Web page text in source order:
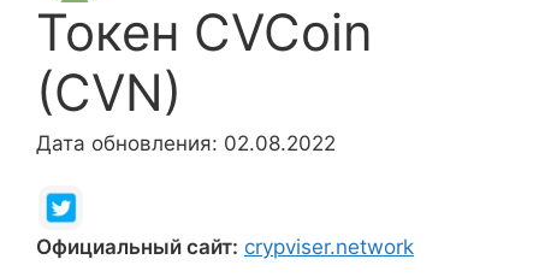
Токен CVCoin
(CVN)
Дата обновления: 02.08.2022
Официальный сайт: crypviser.network